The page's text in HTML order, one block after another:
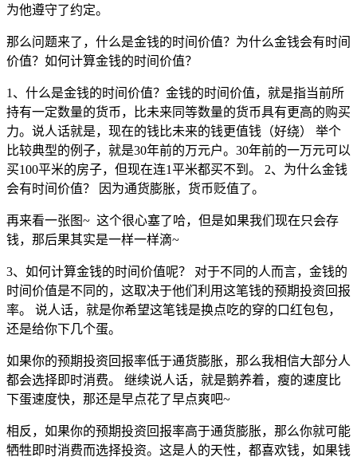
为他遵守了约定。
那么问题来了，什么是金钱的时间价值？为什么金钱会有时间
价值？如何计算金钱的时间价值？
1、什么是金钱的时间价值？金钱的时间价值，就是指当前所
持有一定数量的货币，比未来同等数量的货币具有更高的购买
力。说人话就是，现在的钱比未来的钱更值钱（好绕） 举个
比较典型的例子，就是30年前的万元户。30年前的一万元可以
买100平米的房子，但现在连1平米都买不到。 2、为什么金钱
会有时间价值？ 因为通货膨胀，货币贬值了。
再来看一张图~ 这个很心塞了哈，但是如果我们现在只会存
钱，那后果其实是一样一样滴~
3、如何计算金钱的时间价值呢？ 对于不同的人而言，金钱的
时间价值是不同的，这取决于他们利用这笔钱的预期投资回报
率。 说人话，就是你希望这笔钱是换点吃的穿的口红包包，
还是给你下几个蛋。
如果你的预期投资回报率低于通货膨胀，那么我相信大部分人
都会选择即时消费。 继续说人话，就是鹅养着，瘦的速度比
下蛋速度快，那还是早点花了早点爽吧~
相反，如果你的预期投资回报率高于通货膨胀，那么你就可能
牺牲即时消费而选择投资。这是人的天性，都喜欢钱，如果钱